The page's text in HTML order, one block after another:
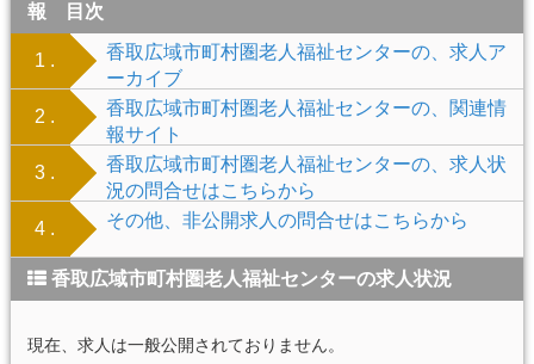
報 目次
1 .
香取広域市町村圏老人福祉センターの、求人ア
ーカイブ
2 .
香取広域市町村圏老人福祉センターの、関連情
報サイト
3 .
香取広域市町村圏老人福祉センターの、求人状
況の問合せはこちらから
4 .
その他、非公開求人の問合せはこちらから
香取広域市町村圏老人福祉センターの求人状況
現在、求人は一般公開されておりません。